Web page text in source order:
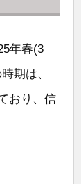
年春(3
期は、
おり、信